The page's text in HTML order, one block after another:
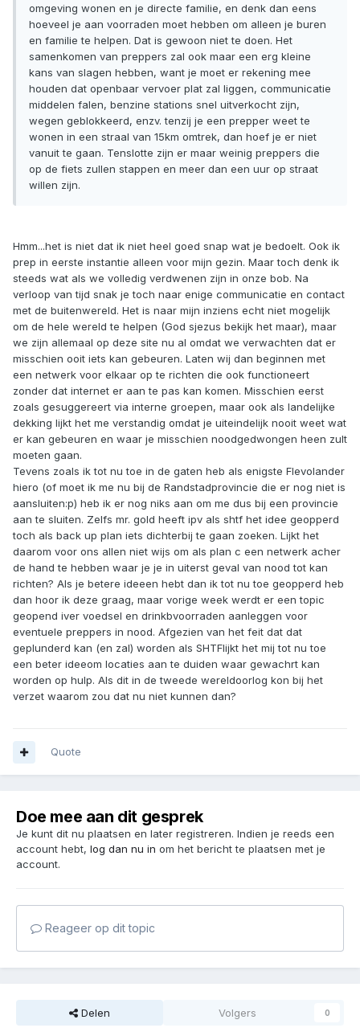
omgeving wonen en je directe familie, en denk dan eens
hoeveel je aan voorraden moet hebben om alleen je buren
en familie te helpen. Dat is gewoon niet te doen. Het
samenkomen van preppers zal ook maar een erg kleine
kans van slagen hebben, want je moet er rekening mee
houden dat openbaar vervoer plat zal liggen, communicatie
middelen falen, benzine stations snel uitverkocht zijn,
wegen geblokkeerd, enzv. tenzij je een prepper weet te
wonen in een straal van 15km omtrek, dan hoef je er niet
vanuit te gaan. Tenslotte zijn er maar weinig preppers die
op de fiets zullen stappen en meer dan een uur op straat
willen zijn.
Hmm...het is niet dat ik niet heel goed snap wat je bedoelt. Ook ik
prep in eerste instantie alleen voor mijn gezin. Maar toch denk ik
steeds wat als we volledig verdwenen zijn in onze bob. Na
verloop van tijd snak je toch naar enige communicatie en contact
met de buitenwereld. Het is naar mijn inziens echt niet mogelijk
om de hele wereld te helpen (God sjezus bekijk het maar), maar
we zijn allemaal op deze site nu al omdat we verwachten dat er
misschien ooit iets kan gebeuren. Laten wij dan beginnen met
een netwerk voor elkaar op te richten die ook functioneert
zonder dat internet er aan te pas kan komen. Misschien eerst
zoals gesuggereert via interne groepen, maar ook als landelijke
dekking lijkt het me verstandig omdat je uiteindelijk nooit weet wat
er kan gebeuren en waar je misschien noodgedwongen heen zult
moeten gaan.
Tevens zoals ik tot nu toe in de gaten heb als enigste Flevolander
hiero (of moet ik me nu bij de Randstadprovincie die er nog niet is
aansluiten:p) heb ik er nog niks aan om me dus bij een provincie
aan te sluiten. Zelfs mr. gold heeft ipv als shtf het idee geopperd
toch als back up plan iets dichterbij te gaan zoeken. Lijkt het
daarom voor ons allen niet wijs om als plan c een netwerk acher
de hand te hebben waar je je in uiterst geval van nood tot kan
richten? Als je betere ideeen hebt dan ik tot nu toe geopperd heb
dan hoor ik deze graag, maar vorige week werdt er een topic
geopend iver voedsel en drinkbvoorraden aanleggen voor
eventuele preppers in nood. Afgezien van het feit dat dat
geplunderd kan (en zal) worden als SHTFlijkt het mij tot nu toe
een beter ideeom locaties aan te duiden waar gewachrt kan
worden op hulp. Als dit in de tweede wereldoorlog kon bij het
verzet waarom zou dat nu niet kunnen dan?
Quote
Doe mee aan dit gesprek
Je kunt dit nu plaatsen en later registreren. Indien je reeds een
account hebt, log dan nu in om het bericht te plaatsen met je
account.
Reageer op dit topic
Delen Volgers 0